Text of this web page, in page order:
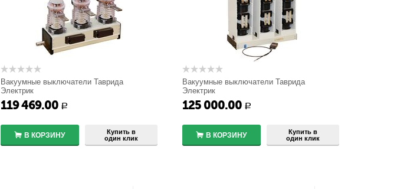
Вакуумные выключатели Таврида
Электрик
ISM15_LD_1(48)
119 469.00 Р
В КОРЗИНУ
Купить в
один клик
Вакуумные выключатели Таврида
Электрик
ISM15_Shell_2
125 000.00 Р
В КОРЗИНУ
Купить в
один клик